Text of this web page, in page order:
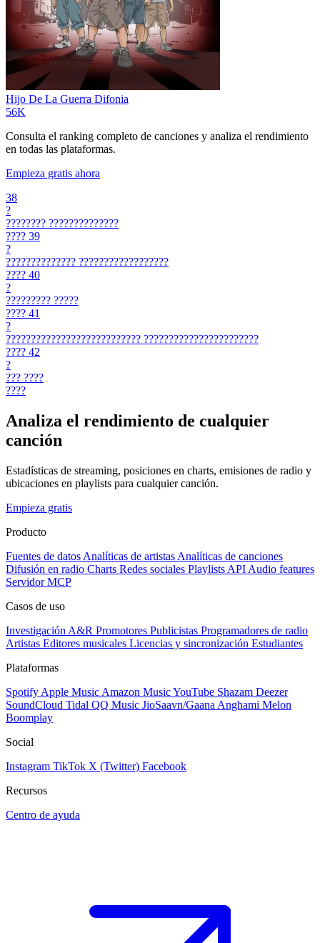
Hijo De La Guerra Difonia
56K
Consulta el ranking completo de canciones y analiza el rendimiento
en todas las plataformas.
Empieza gratis ahora
38
?
???????? ??????????????
???? 39
?
?????????????? ??????????????????
???? 40
?
????????? ?????
???? 41
?
??????????????????????????? ???????????????????????
???? 42
?
??? ????
????
Analiza el rendimiento de cualquier
canción
Estadísticas de streaming, posiciones en charts, emisiones de radio y
ubicaciones en playlists para cualquier canción.
Empieza gratis
Producto
Fuentes de datos Analíticas de artistas Analíticas de canciones
Difusión en radio Charts Redes sociales Playlists API Audio features
Servidor MCP
Casos de uso
Investigación A&R Promotores Publicistas Programadores de radio
Artistas Editores musicales Licencias y sincronización Estudiantes
Plataformas
Spotify Apple Music Amazon MusicYouTube Shazam Deezer
SoundCloud Tidal QQ Music JioSaavn/Gaana Anghami Melon
Boomplay
Social
Instagram TikTok X (Twitter) Facebook
Recursos
Centro de ayuda